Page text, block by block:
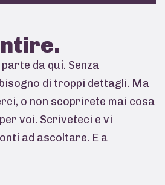
da qui. Senza
di troppi dettagli. Ma
o non scoprirete mai cosa
voi. Scriveteci e vi
ad ascoltare. E a